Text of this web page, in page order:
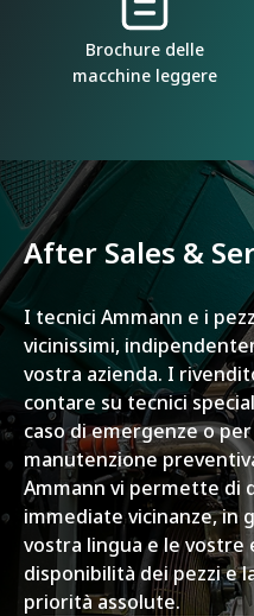
Brochure delle
macchine leggere
After Sales &
I tecnici Ammann e i
vicinissimi,
vostra azienda. I
contare su tecnici
caso di emergenze o
manutenzione
Ammann vi permette di
immediate vicinanze, in
vostra lingua e le vostre
disponibilità dei pezzi e
priorità assolute.